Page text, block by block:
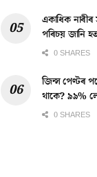
একাধিক নাৰীৰ
পৰিচয় জানি
0 SHARES
জিন্স পেণ্টৰ
থাকে? ৯৯%
0 SHARES